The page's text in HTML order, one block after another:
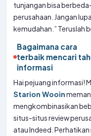
tunjangan bisa
perusahaan. Jangan
kemudahan.” Teruslah
Bagaimana cara
terbaik mencari
informasi
Hai pejuang informasi!
Starion Wooin
mengkombinasikan
situs-situs review
atau Indeed.